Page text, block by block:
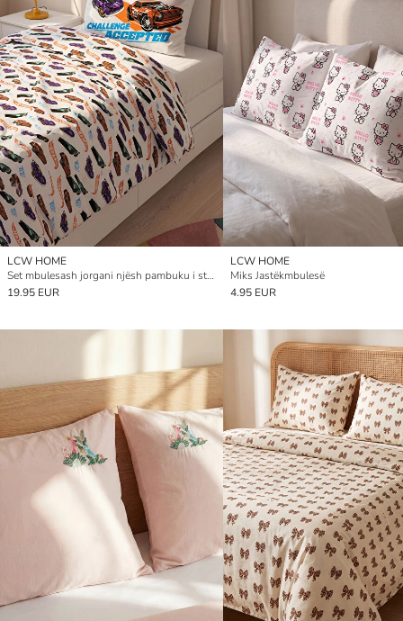
LCW HOME
Set mbulesash jorgani njësh pambuku i stampuar Hot Wheels
19.95 EUR
LCW HOME
Miks Jastëkmbulesë
4.95 EUR